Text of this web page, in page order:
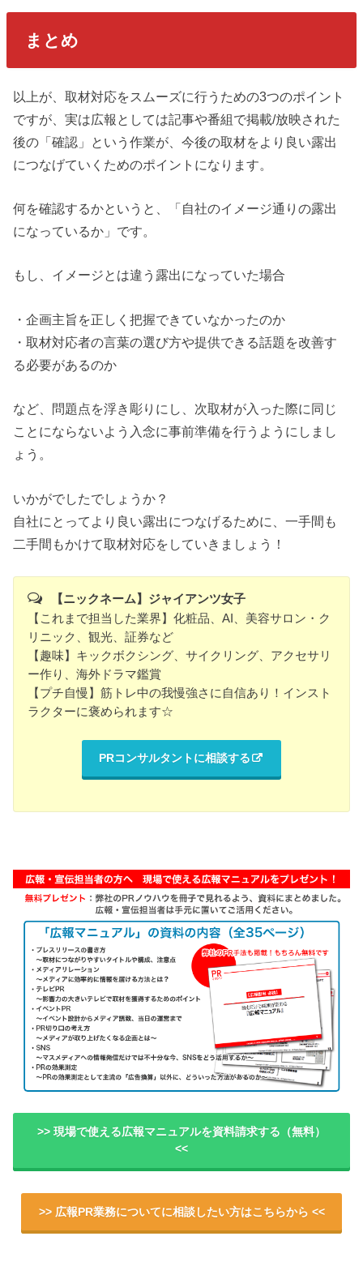
まとめ
以上が、取材対応をスムーズに行うための3つのポイント
ですが、実は広報としては記事や番組で掲載/放映された
後の「確認」という作業が、今後の取材をより良い露出
につなげていくためのポイントになります。
何を確認するかというと、「自社のイメージ通りの露出
になっているか」です。
もし、イメージとは違う露出になっていた場合
・企画主旨を正しく把握できていなかったのか
・取材対応者の言葉の選び方や提供できる話題を改善す
る必要があるのか
など、問題点を浮き彫りにし、次取材が入った際に同じ
ことにならないよう入念に事前準備を行うようにしまし
ょう。
いかがでしたでしょうか？
自社にとってより良い露出につなげるために、一手間も
二手間もかけて取材対応をしていきましょう！
【ニックネーム】ジャイアンツ女子
【これまで担当した業界】化粧品、AI、美容サロン・ク
リニック、観光、証券など
【趣味】キックボクシング、サイクリング、アクセサリ
ー作り、海外ドラマ鑑賞
【プチ自慢】筋トレ中の我慢強さに自信あり！インスト
ラクターに褒められます☆
PRコンサルタントに相談する
>> 現場で使える広報マニュアルを資料請求する（無料）
<<
>> 広報PR業務についてに相談したい方はこちらから <<